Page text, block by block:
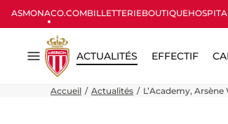
ASMONACO.COMBILLETTERIEBOUTIQUE
Menu
ACTUALITÉS EFFECTIF
Accueil Actualités L’Academy,